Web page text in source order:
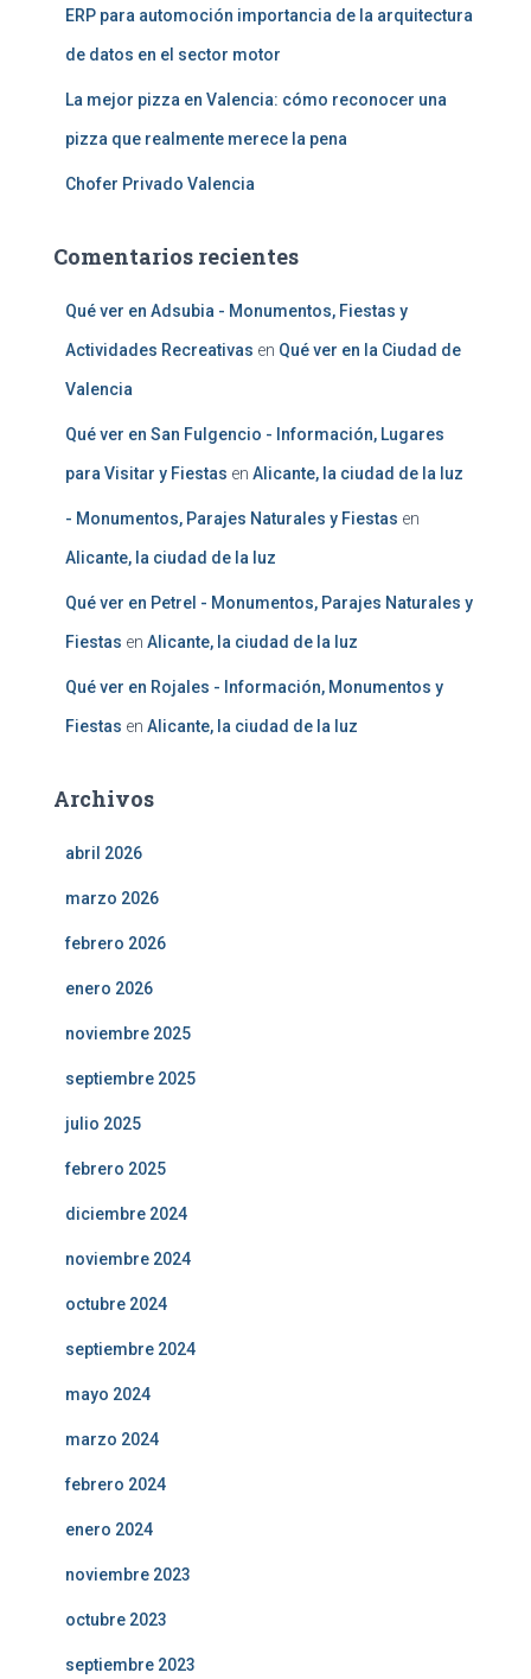
ERP para automoción importancia de la arquitectura
de datos en el sector motor
La mejor pizza en Valencia: cómo reconocer una
pizza que realmente merece la pena
Chofer Privado Valencia
Comentarios recientes
Qué ver en Adsubia - Monumentos, Fiestas y
Actividades Recreativas en Qué ver en la Ciudad de
Valencia
Qué ver en San Fulgencio - Información, Lugares
para Visitar y Fiestas en Alicante, la ciudad de la luz
- Monumentos, Parajes Naturales y Fiestas en
Alicante, la ciudad de la luz
Qué ver en Petrel - Monumentos, Parajes Naturales y
Fiestas en Alicante, la ciudad de la luz
Qué ver en Rojales - Información, Monumentos y
Fiestas en Alicante, la ciudad de la luz
Archivos
abril 2026
marzo 2026
febrero 2026
enero 2026
noviembre 2025
septiembre 2025
julio 2025
febrero 2025
diciembre 2024
noviembre 2024
octubre 2024
septiembre 2024
mayo 2024
marzo 2024
febrero 2024
enero 2024
noviembre 2023
octubre 2023
septiembre 2023